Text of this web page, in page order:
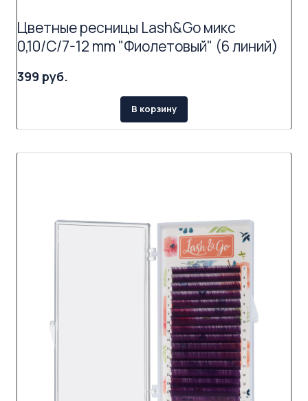
Цветные ресницы Lash&Go микс
0,10/C/7-12 mm "Фиолетовый" (6 линий)
399 руб.
В корзину